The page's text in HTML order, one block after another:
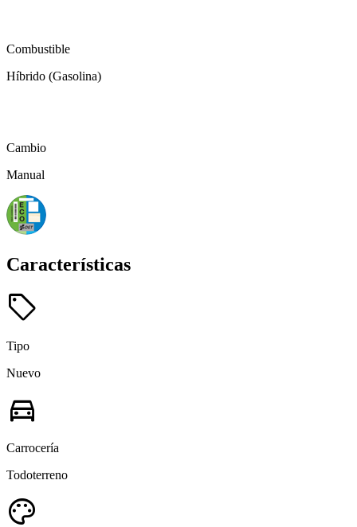
Combustible
Híbrido (Gasolina)
Cambio
Manual
Características
sell
Tipo
Nuevo
directions_car
Carrocería
Todoterreno
palette